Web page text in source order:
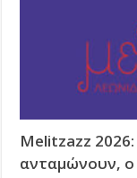
Melitzazz
ανταμώνουν, ο